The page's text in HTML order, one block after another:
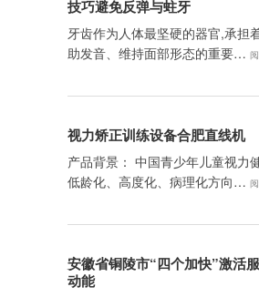
技巧避免反弹与蛀牙
牙齿作为人体最坚硬的器官,承担
助发音、维持面部形态的重要…
视力矫正训练设备合肥直线机
产品背景： 中国青少年儿童视力
低龄化、高度化、病理化方向…
安徽省铜陵市“四个加快”激活
动能